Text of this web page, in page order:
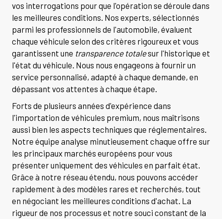
vos interrogations pour que l'opération se déroule dans
les meilleures conditions. Nos experts, sélectionnés
parmi les professionnels de l'automobile, évaluent
chaque véhicule selon des critères rigoureux et vous
garantissent une transparence totalesur l'historique et
l'état du véhicule. Nous nous engageons à fournir un
service personnalisé, adapté à chaque demande, en
dépassant vos attentes à chaque étape.
Forts de plusieurs années d'expérience dans
l'importation de véhicules premium, nous maîtrisons
aussi bien les aspects techniques que réglementaires.
Notre équipe analyse minutieusement chaque offre sur
les principaux marchés européens pour vous
présenter uniquement des véhicules en parfait état.
Grâce à notre réseau étendu, nous pouvons accéder
rapidement à des modèles rares et recherchés, tout
en négociant les meilleures conditions d'achat. La
rigueur de nos processus et notre souci constant de la